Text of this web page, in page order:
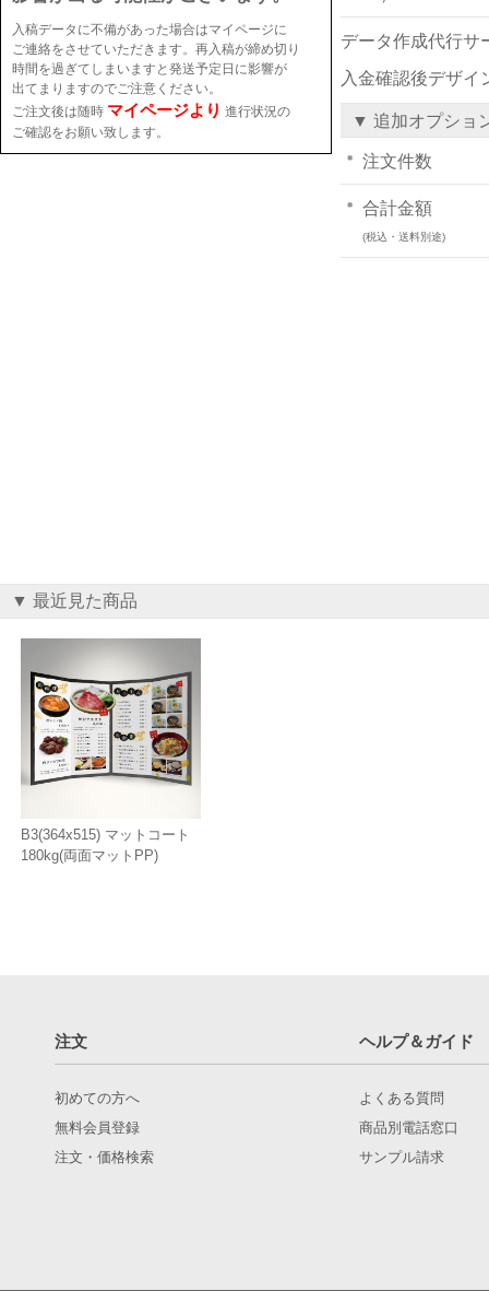
入稿データに不備があった場合はマイページに
ご連絡をさせていただきます。再入稿が締め切り
時間を過ぎてしまいますと発送予定日に影響が
出てまりますのでご注意ください。
ご注文後は随時 マイページより 進行状況の
ご確認をお願い致します。
データ作成代行サ
入金確認後デザイ
▼ 追加オプショ
注文件数
合計金額
(税込・送料別途)
▼ 最近見た商品
B3(364x515) マットコート
180kg(両面マットPP)
注文 ヘルプ＆ガイド
初めての方へ
無料会員登録
注文・価格検索
よくある質問
商品別電話窓口
サンプル請求